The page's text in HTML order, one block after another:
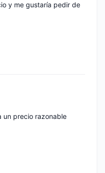
y me gustaría pedir de
un precio razonable